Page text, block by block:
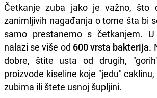
Četkanje zuba jako je važno, što
zanimljivih nagađanja o tome šta bi
samo prestanemo s četkanjem.
nalazi se više od 600 vrsta bakterija.
dobre, štite usta od drugih,
proizvode kiseline koje "jedu"
zubima ili štete usnoj šupljini.